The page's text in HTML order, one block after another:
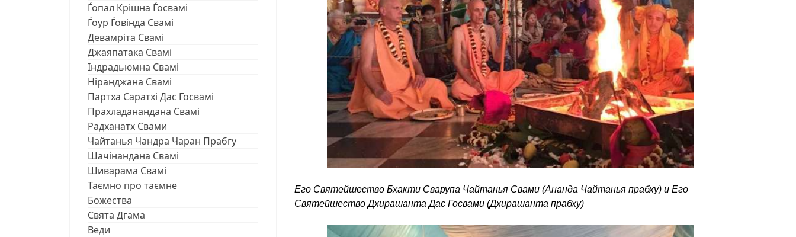
Ѓопал Крішна Ѓосвамі
Ѓоур Ѓовінда Свамі
Девамріта Свамі
Джаяпатака Свамі
Індрадьюмна Свамі
Ніранджана Свамі
Партха Саратхі Дас Госвамі
Прахладанандана Свамі
Радханатх Свами
Чайтанья Чандра Чаран Прабгу
Шачінандана Свамі
Шиварама Свамі
Таємно про таємне
Божества
Свята Дгама
Веди
Его Святейшество Бхакти Сварупа Чайтанья Свами (Ананда Чайтанья прабху) и Его
Святейшество Дхирашанта Дас Госвами (Дхирашанта прабху)